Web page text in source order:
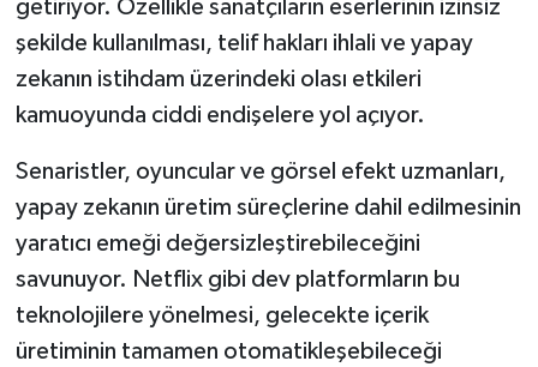
getiriyor. Özellikle sanatçıların eserlerinin izinsiz
şekilde kullanılması, telif hakları ihlali ve yapay
zekanın istihdam üzerindeki olası etkileri
kamuoyunda ciddi endişelere yol açıyor.
Senaristler, oyuncular ve görsel efekt uzmanları,
yapay zekanın üretim süreçlerine dahil edilmesinin
yaratıcı emeği değersizleştirebileceğini
savunuyor. Netflix gibi dev platformların bu
teknolojilere yönelmesi, gelecekte içerik
üretiminin tamamen otomatikleşebileceği